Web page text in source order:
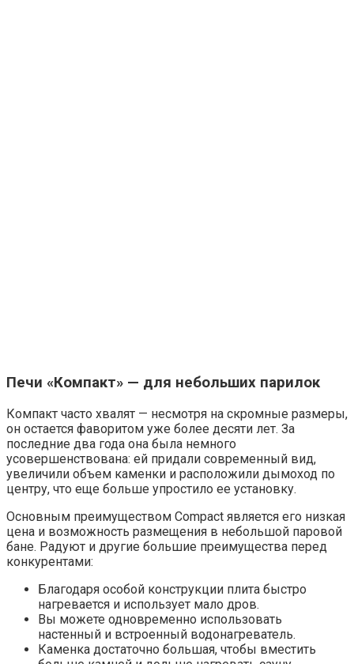
Печи «Компакт» — для небольших парилок
Компакт часто хвалят — несмотря на скромные размеры,
он остается фаворитом уже более десяти лет. За
последние два года она была немного
усовершенствована: ей придали современный вид,
увеличили объем каменки и расположили дымоход по
центру, что еще больше упростило ее установку.
Основным преимуществом Compact является его низкая
цена и возможность размещения в небольшой паровой
бане. Радуют и другие большие преимущества перед
конкурентами:
Благодаря особой конструкции плита быстро
нагревается и использует мало дров.
Вы можете одновременно использовать
настенный и встроенный водонагреватель.
Каменка достаточно большая, чтобы вместить